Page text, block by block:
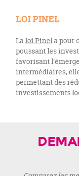
LOI PINEL
Laloi Pinela pour
poussant les
favorisant
intermédiaires,
permettant des
investissements